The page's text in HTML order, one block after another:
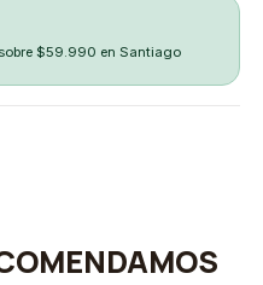
$59.990 en Santiago